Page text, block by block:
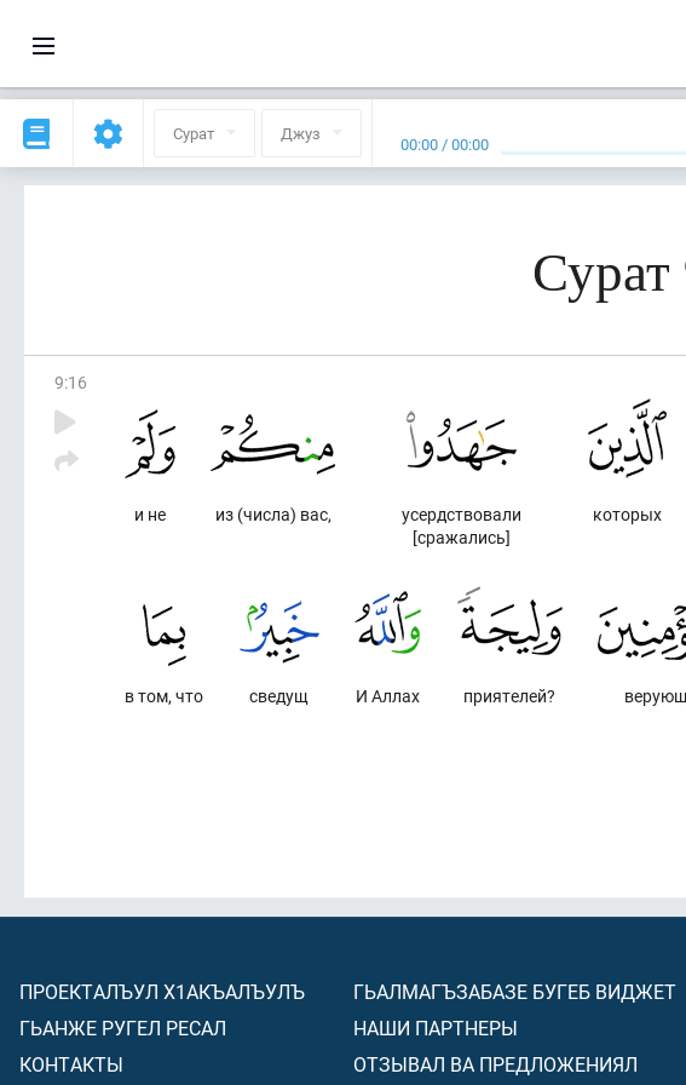
Сурат Джуз 00:00 /00:00
Сурат
9:16
которых
усердствовали
[сражались]
из (числа) вас,
и не
приятелей?
И Аллах
сведущ
в том, что
ПРОЕКТАЛЪУЛ Х1АКЪАЛЪУЛЪ
ГЬАНЖЕ РУГЕЛ РЕСАЛ
КОНТАКТЫ
ГЬАЛМАГЪЗАБАЗЕ БУГЕБ ВИДЖЕТ
НАШИ ПАРТНЕРЫ
ОТЗЫВАЛ ВА ПРЕДЛОЖЕНИЯЛ